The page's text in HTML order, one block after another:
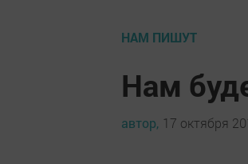
НАМ ПИШУТ
Нам
автор, 17 октября